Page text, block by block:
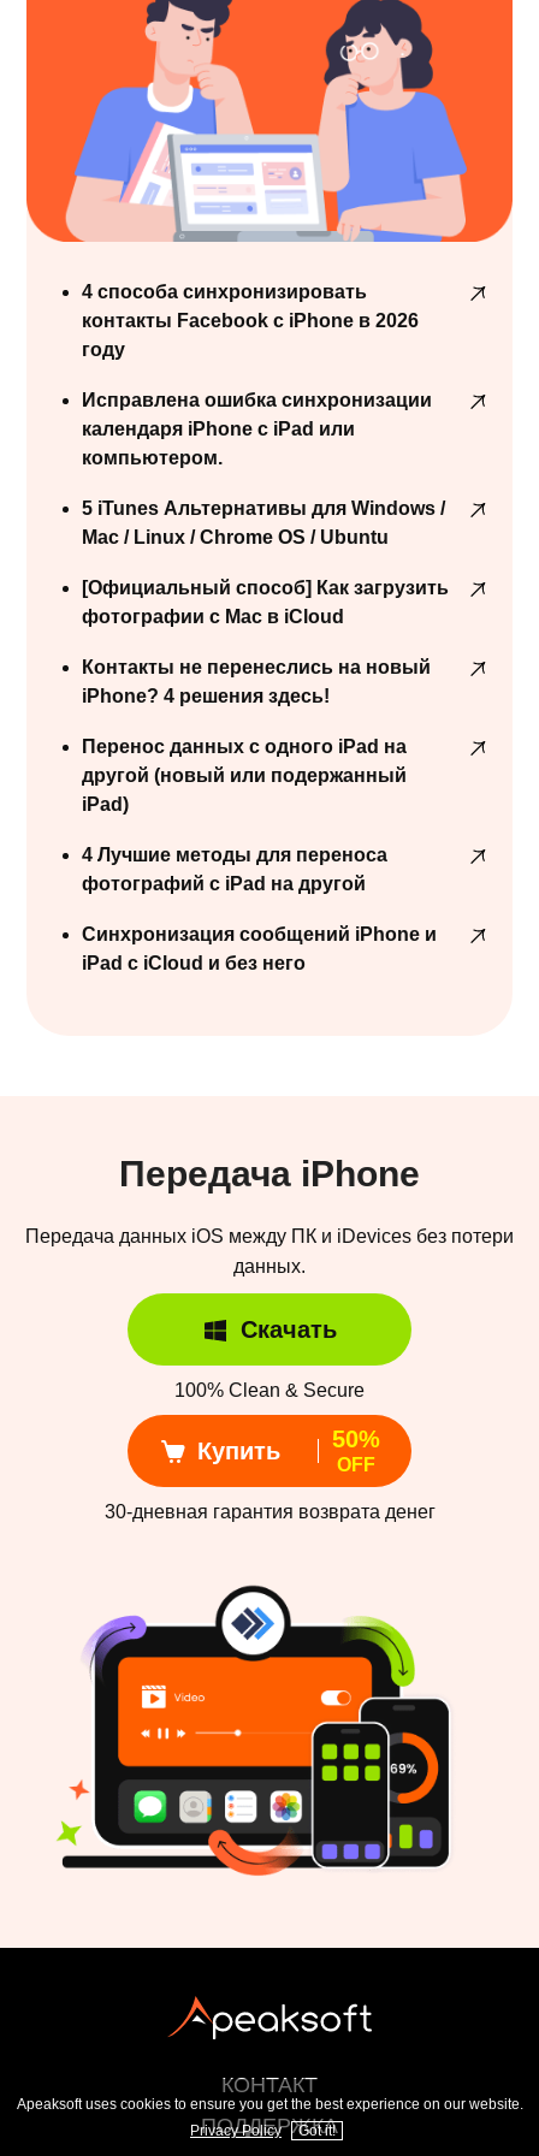
4 способа синхронизировать
контакты Facebook с iPhone в 2026
году
Исправлена ​​ошибка синхронизации
календаря iPhone с iPad или
компьютером.
5 iTunes Альтернативы для Windows /
Mac / Linux / Chrome OS / Ubuntu
[Официальный способ] Как загрузить
фотографии с Mac в iCloud
Контакты не перенеслись на новый
iPhone? 4 решения здесь!
Перенос данных с одного iPad на
другой (новый или подержанный
iPad)
4 Лучшие методы для переноса
фотографий с iPad на другой
Синхронизация сообщений iPhone и
iPad с iCloud и без него
Передача iPhone
Передача данных iOS между ПК и iDevices без потери
данных.
Скачать
100% Clean & Secure
Купить 50%
OFF
30-дневная гарантия возврата денег
КОНТАКТ
ПОДДЕРЖКА
Apeaksoft uses cookies to ensure you get the best experience on our website.
Privacy Policy
Got it!